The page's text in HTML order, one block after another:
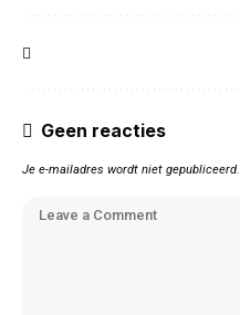
Geen reacties
Je e-mailadres wordt niet gepubliceerd.